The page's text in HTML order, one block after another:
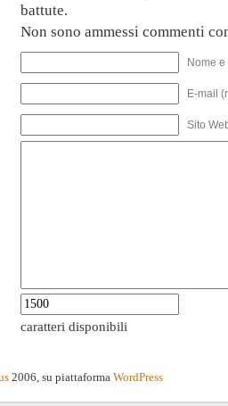
battute.
Non sono ammessi commenti
Nome
E-mail
Sito
caratteri disponibili
2006, su piattaforma WordPress